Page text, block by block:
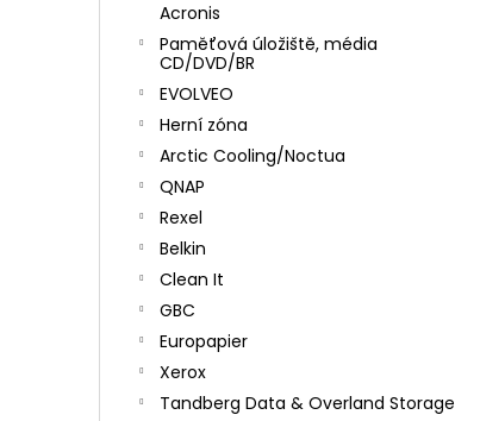
Acronis
Paměťová úložiště, média
CD/DVD/BR
EVOLVEO
Herní zóna
Arctic Cooling/Noctua
QNAP
Rexel
Belkin
Clean It
GBC
Europapier
Xerox
Tandberg Data & Overland Storage